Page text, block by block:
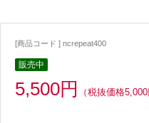
[商品コード ] ncrepeat400
販売中
5,500円 （税抜価格